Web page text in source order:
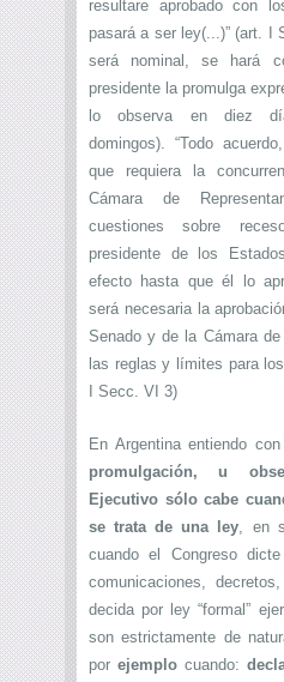
resultare aprobado con
pasará a ser ley(...)” (art. I
será nominal, se hará
presidente la promulga
lo observa en diez
domingos). “Todo
que requiera la
Cámara de
cuestiones sobre
presidente de los
efecto hasta que él lo
será necesaria la
Senado y de la Cámara
las reglas y límites para
I Secc. VI 3)
En Argentina entiendo
promulgación, u
Ejecutivo sólo cabe
se trata de una ley, en
cuando el Congreso
comunicaciones,
decida por ley “formal”
son estrictamente de
por ejemplo cuando: